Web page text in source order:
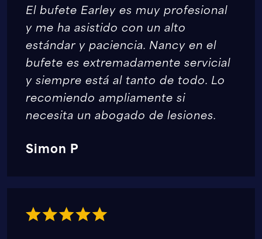
El bufete Earley es muy profesional
y me ha asistido con un alto
estándar y paciencia. Nancy en el
bufete es extremadamente servicial
y siempre está al tanto de todo. Lo
recomiendo ampliamente si
necesita un abogado de lesiones.
Simon P